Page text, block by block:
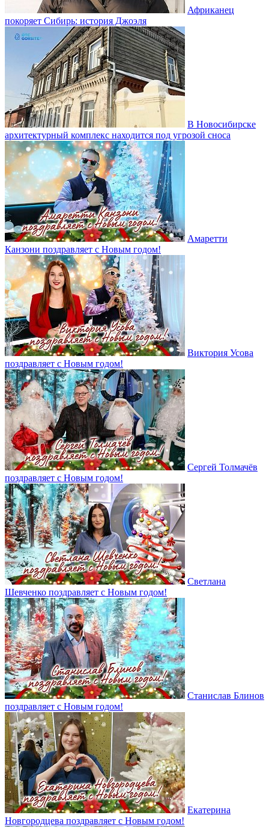
Африканец
покоряет Сибирь: история Джоэля
В Новосибирске
архитектурный комплекс находится под угрозой сноса
Амаретти
Канзони поздравляет с Новым годом!
Виктория Усова
поздравляет с Новым годом!
Сергей Толмачёв
поздравляет с Новым годом!
Светлана
Шевченко поздравляет с Новым годом!
Станислав Блинов
поздравляет с Новым годом!
Екатерина
Новгородцева поздравляет с Новым годом!